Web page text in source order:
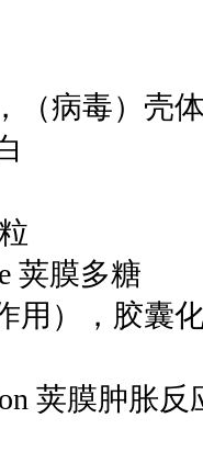
（病毒）壳
荚膜多糖
用），胶囊
荚膜肿胀反